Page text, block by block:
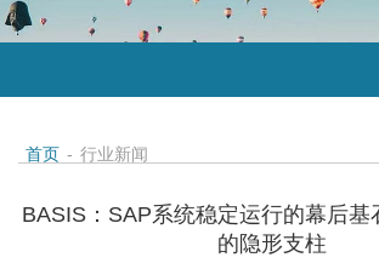
首页 - 行业新闻
BASIS：SAP系统稳定运行的幕后基
的隐形支柱